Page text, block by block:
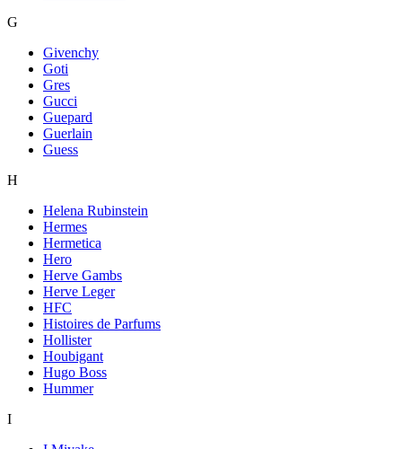
G
Givenchy
Goti
Gres
Gucci
Guepard
Guerlain
Guess
H
Helena Rubinstein
Hermes
Hermetica
Hero
Herve Gambs
Herve Leger
HFC
Histoires de Parfums
Hollister
Houbigant
Hugo Boss
Hummer
I